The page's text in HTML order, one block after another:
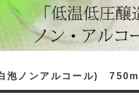
泡ノンアルコール) 750ml